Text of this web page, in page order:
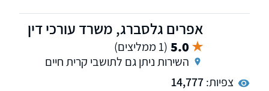
אפרים גלסברג, משרד עורכי דין
5.0 (1 ממליצים)
השירות ניתן גם לתושבי קרית חיים
צפיות:14,777